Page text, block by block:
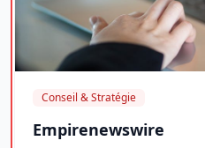
Conseil & Stratégie
Empirenewswire